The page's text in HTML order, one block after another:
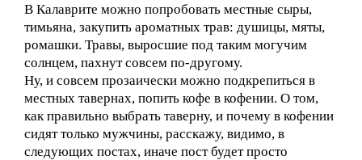
В Калаврите можно попробовать местные сыры,
тимьяна, закупить ароматных трав: душицы, мяты,
ромашки. Травы, выросшие под таким могучим
солнцем, пахнут совсем по-другому.
Ну, и совсем прозаически можно подкрепиться в
местных тавернах, попить кофе в кофении. О том,
как правильно выбрать таверну, и почему в кофении
сидят только мужчины, расскажу, видимо, в
следующих постах, иначе пост будет просто